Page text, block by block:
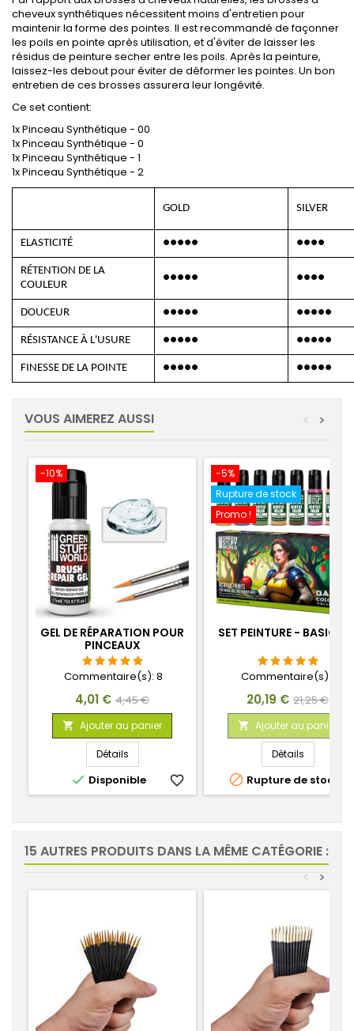
cheveux synthétiques nécessitent moins d'entretien pour
maintenir la forme des pointes. Il est recommandé de façonner
les poils en pointe après utilisation, et d'éviter de laisser les
résidus de peinture secher entre les poils. Après la peinture,
laissez-les debout pour éviter de déformer les pointes. Un bon
entretien de ces brosses assurera leur longévité.
Ce set contient:
1x Pinceau Synthétique - 00
1x Pinceau Synthétique - 0
1x Pinceau Synthétique - 1
1x Pinceau Synthétique - 2
GOLD SILVER
ELASTICITÉ ●●●●● ●●●●
RÉTENTION DE LA
COULEUR
●●●●● ●●●●
DOUCEUR ●●●●● ●●●●●
RÉSISTANCE À L'USURE ●●●●● ●●●●●
FINESSE DE LA POINTE ●●●●● ●●●●●
VOUS AIMEREZ AUSSI >
<
-10%
GEL DE RÉPARATION POUR
PINCEAUX
Commentaire(s): 8
Prix
4,01 € Prix
de
base
4,45 €
 Ajouter au panier
Détails
 Disponible favorite_border
-5%
Rupture de stock
Promo !
SET PEINTURE - BASICS
Commentaire(s):
Prix
20,19 € Prix
de
base
21,25 €
 Ajouter au panier
Détails
 Rupture de stock
15 AUTRES PRODUITS DANS LA MÊME CATÉGORIE :
>
<